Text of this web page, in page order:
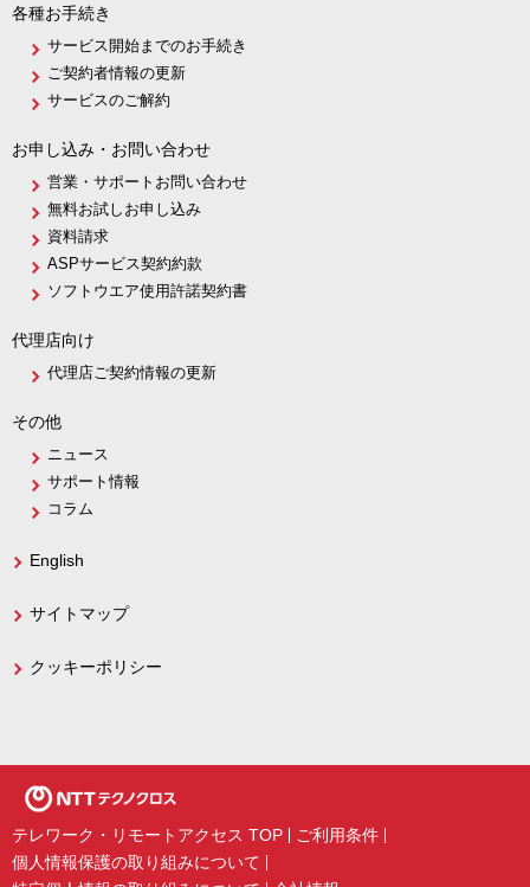
各種お手続き
サービス開始までのお手続き
ご契約者情報の更新
サービスのご解約
お申し込み・お問い合わせ
営業・サポートお問い合わせ
無料お試しお申し込み
資料請求
ASPサービス契約約款
ソフトウエア使用許諾契約書
代理店向け
代理店ご契約情報の更新
その他
ニュース
サポート情報
コラム
English
サイトマップ
クッキーポリシー
テレワーク・リモートアクセス TOP
ご利用条件
個人情報保護の取り組みについて